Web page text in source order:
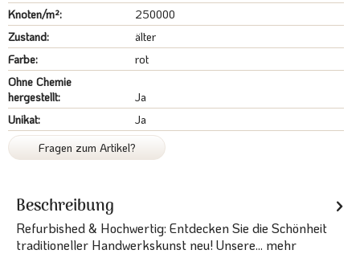
Knoten/m²:
250000
Zustand:
älter
Farbe:
rot
Ohne Chemie
hergestellt:
Ja
Unikat:
Ja
Fragen zum Artikel?
Beschreibung
Refurbished & Hochwertig: Entdecken Sie die Schönheit
traditioneller Handwerkskunst neu! Unsere... mehr